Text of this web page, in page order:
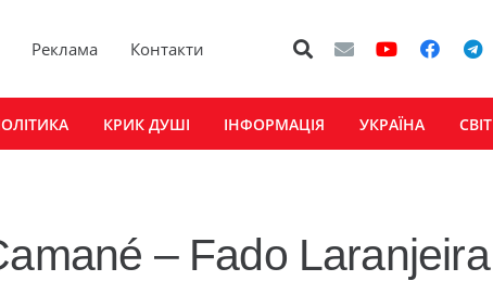
Реклама Контакти
КРИК ДУШІ ІНФОРМАЦІЯ УКРАЇНА СВІТ
– Fado Laranjeira